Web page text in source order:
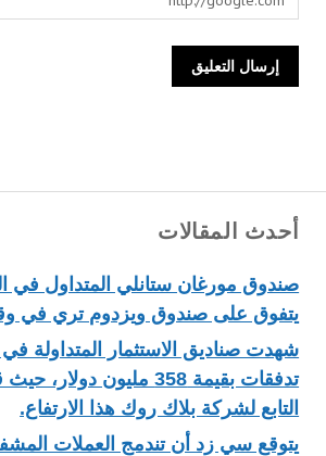
أحدث المقالات
صندوق مورغان ستانلي المتداول في
يتفوق على صندوق ويزدوم تري في
شهدت صناديق الاستثمار المتداولة في
التابع لشركة بلاك روك هذا الارتفاع.
يتوقع سي زد أن تندمج العملات